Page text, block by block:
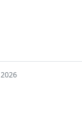
2026